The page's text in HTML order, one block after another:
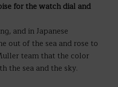
for the watch dial and
and in Japanese
out of the sea and rose to
team that the color
the sea and the sky.